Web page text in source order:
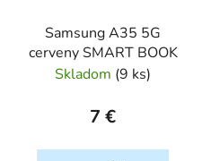
Samsung A35 5G
cerveny SMART BOOK
Skladom (9 ks)
7 €